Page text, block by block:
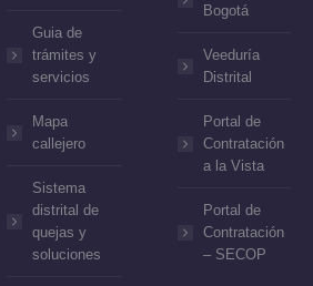
Guia de
trámites y
servicios
Mapa
callejero
Sistema
distrital de
quejas y
soluciones
Bogotá
Veeduría
Distrital
Portal de
Contratación
a la Vista
Portal de
Contratación
– SECOP